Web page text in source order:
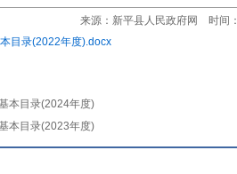
来源：新平县人民政府网 时间
目录(2022年度).docx
本目录(2024年度)
本目录(2023年度)